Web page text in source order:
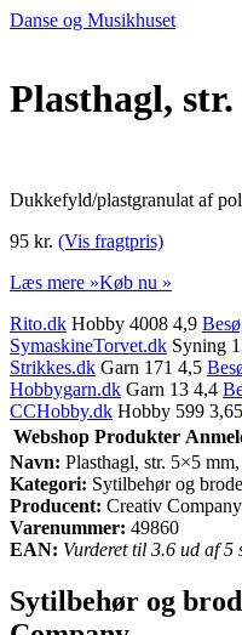
Danse og Musikhuset
Plasthagl,
Dukkefyld/plastgranulat af
95 kr. (Vis fragtpris)
Læs mere »Køb nu »
Rito.dk Hobby 4008 4,9
SymaskineTorvet.dk Syning
Strikkes.dk Garn 171 4,5
Hobbygarn.dk Garn 13 4,4
CCHobby.dk Hobby 599 3,65
Webshop Produkter
Navn: Plasthagl, str. 5×5
Kategori: Sytilbehør og
Producent: Creativ Company
Varenummer: 49860
EAN: Vurderet til 3.6 ud af 5
Sytilbehør og